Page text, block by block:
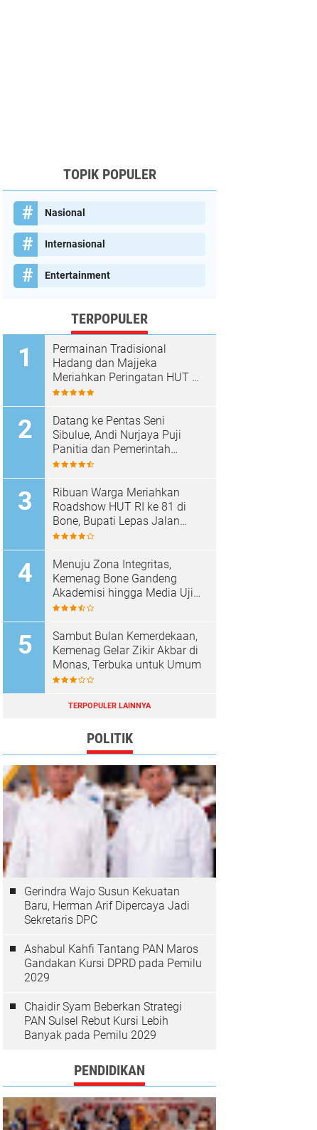
TOPIK POPULER
Nasional
Internasional
Entertainment
TERPOPULER
Permainan Tradisional
Hadang dan Majjeka
Meriahkan Peringatan HUT RI
di Sibulue
Datang ke Pentas Seni
Sibulue, Andi Nurjaya Puji
Panitia dan Pemerintah
Kecamatan
Ribuan Warga Meriahkan
Roadshow HUT RI ke 81 di
Bone, Bupati Lepas Jalan
Santai
Menuju Zona Integritas,
Kemenag Bone Gandeng
Akademisi hingga Media Uji
Standar Pelayanan
Sambut Bulan Kemerdekaan,
Kemenag Gelar Zikir Akbar di
Monas, Terbuka untuk Umum
TERPOPULER LAINNYA
POLITIK
Gerindra Wajo Susun Kekuatan
Baru, Herman Arif Dipercaya Jadi
Sekretaris DPC
Ashabul Kahfi Tantang PAN Maros
Gandakan Kursi DPRD pada Pemilu
2029
Chaidir Syam Beberkan Strategi
PAN Sulsel Rebut Kursi Lebih
Banyak pada Pemilu 2029
PENDIDIKAN